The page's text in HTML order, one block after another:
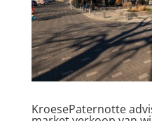
KroesePaternotte